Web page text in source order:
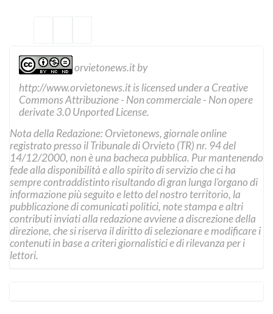
orvietonews.itby
http://www.orvietonews.itis licensed under a Creative
Commons Attribuzione - Non commerciale - Non opere
derivate 3.0 Unported License.
Nota della Redazione: Orvietonews, giornale online
registrato presso il Tribunale di Orvieto (TR) nr. 94 del
14/12/2000, non è una bacheca pubblica. Pur mantenendo
fede alla disponibilità e allo spirito di servizio che ci ha
sempre contraddistinto risultando di gran lunga l’organo di
informazione più seguito e letto del nostro territorio, la
pubblicazione di comunicati politici, note stampa e altri
contributi inviati alla redazione avviene a discrezione della
direzione, che si riserva il diritto di selezionare e modificare i
contenuti in base a criteri giornalistici e di rilevanza per i
lettori.